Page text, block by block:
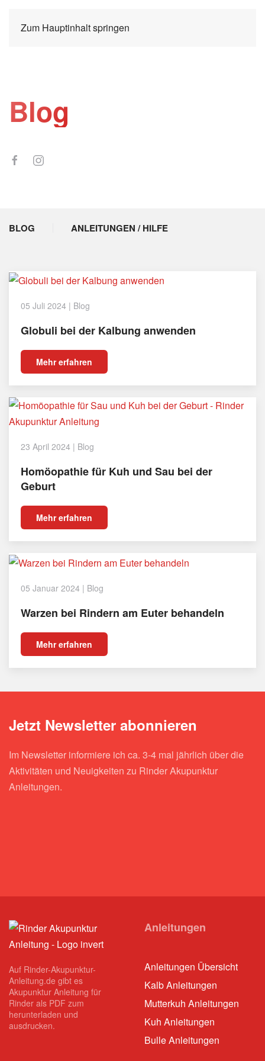
Zum Hauptinhalt springen
Blog
BLOG ANLEITUNGEN / HILFE
05 Juli 2024 | Blog
Globuli bei der Kalbung anwenden
Mehr erfahren
23 April 2024 | Blog
Homöopathie für Kuh und Sau bei der
Geburt
Mehr erfahren
05 Januar 2024 | Blog
Warzen bei Rindern am Euter behandeln
Mehr erfahren
Jetzt Newsletter abonnieren
Im Newsletter informiere ich ca. 3-4 mal jährlich über die
Aktivitäten und Neuigkeiten zu Rinder Akupunktur
Anleitungen.
Auf Rinder-Akupunktur-
Anleitung.de gibt es
Akupunktur Anleitung für
Rinder als PDF zum
herunterladen und
ausdrucken.
Anleitungen
Anleitungen Übersicht
Kalb Anleitungen
Mutterkuh Anleitungen
Kuh Anleitungen
Bulle Anleitungen